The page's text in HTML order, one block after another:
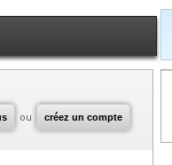
ou créez un compte